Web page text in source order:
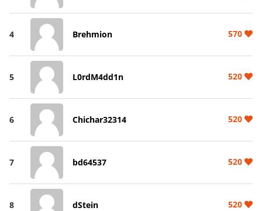
4 Brehmion 570
5 L0rdM4dd1n 520
6 Chichar32314 520
7 bd64537 520
8 dStein 520